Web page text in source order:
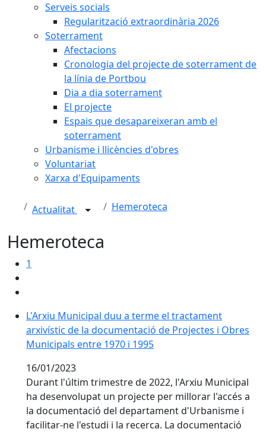
Serveis socials
Regularització extraordinària 2026
Soterrament
Afectacions
Cronologia del projecte de soterrament de
la línia de Portbou
Dia a dia soterrament
El projecte
Espais que desapareixeran amb el
soterrament
Urbanisme i llicències d'obres
Voluntariat
Xarxa d'Equipaments
Actualitat Hemeroteca
Hemeroteca
1
L'Arxiu Municipal duu a terme el tractament
arxivístic de la documentació de Projectes i Obres
Municipals entre 1970 i 1995
16/01/2023
Durant l'últim trimestre de 2022, l'Arxiu Municipal
ha desenvolupat un projecte per millorar l'accés a
la documentació del departament d'Urbanisme i
facilitar-ne l'estudi i la recerca. La documentació